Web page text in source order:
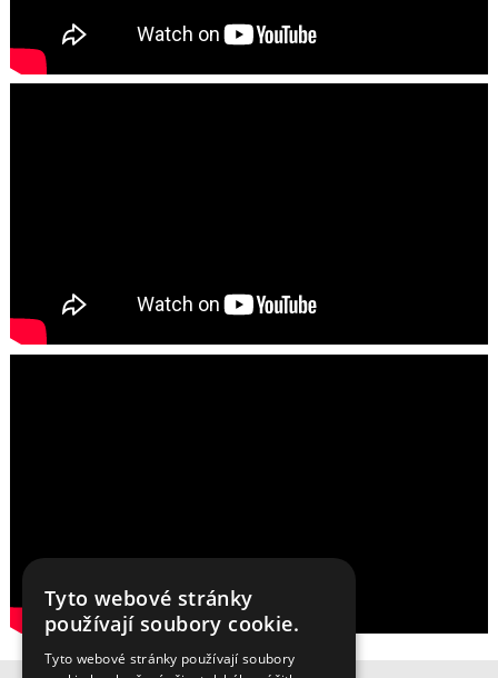
Tyto webové stránky
používají soubory cookie.
Tyto webové stránky používají soubory